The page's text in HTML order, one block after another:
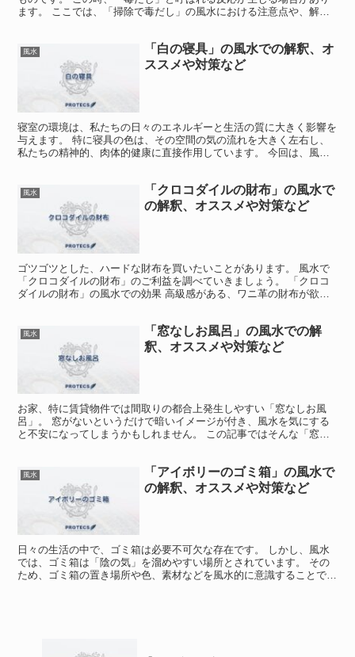
ます。 ここでは、「掃除で毒だし」の風水における注意点や、解決
風水
「白の寝具」の風水での解釈、オ
ススメや対策など
寝室の環境は、私たちの日々のエネルギーと生活の質に大きく影響を
与えます。 特に寝具の色は、その空間の気の流れを大きく左右し、
私たちの精神的、肉体的健康に直接作用しています。 今回は、風水
風水
「クロコダイルの財布」の風水で
の解釈、オススメや対策など
ゴツゴツとした、ハードな財布を買いたいことがあります。 風水で
「クロコダイルの財布」のご利益を調べていきましょう。 「クロコ
ダイルの財布」の風水での効果 高級感がある、ワニ革の財布が欲し
風水
「窓なしお風呂」の風水での解
釈、オススメや対策など
お家、特に賃貸物件では間取りの都合上発生しやすい「窓なしお風
呂」。 窓がないというだけで暗いイメージが付き、風水を気にする
と不安になってしまうかもしれません。 この記事ではそんな「窓な
風水
「アイボリーのゴミ箱」の風水で
の解釈、オススメや対策など
日々の生活の中で、ゴミ箱は必要不可欠な存在です。 しかし、風水
では、ゴミ箱は「陰の気」を溜めやすい場所とされています。 その
ため、ゴミ箱の置き場所や色、素材などを風水的に意識することで、